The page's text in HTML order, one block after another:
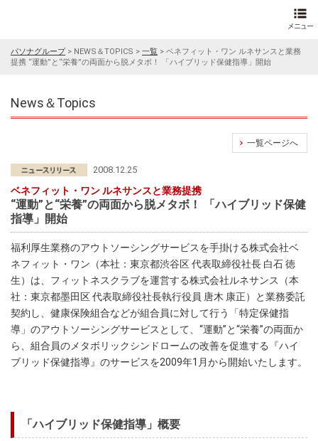
パソナグループ> NEWS＆TOPICS > 一覧 > ベネフィット・ワン ルネサンスと業務
提携 “運動”と“栄養”の両面から脱メタボ！ 「ハイブリッド保健指導」開始
News＆Topics
一覧ページへ
2008.12.25
ベネフィット・ワン ルネサンスと業務提携
“運動”と“栄養”の両面から脱メタボ！ 「ハイブリッド保健
指導」開始
福利厚生業務のアウトソーシングサービスを手掛ける株式会社ベ
ネフィット・ワン（本社：東京都渋谷区 代表取締役社長 白石 徳
生）は、フィットネスクラブを運営する株式会社ルネサンス（本
社：東京都墨田区 代表取締役社長執行役員 唐木 康正）と業務委託
契約し、健康保険組合などが組合員に対して行う「特定保健指
導」のアウトソーシングサービスとして、“運動”と“栄養”の両面か
ら、組合員のメタボリックシンドロームの改善を促進する『ハイ
ブリッド保健指導』のサービスを2009年1月から開始いたします。
「ハイブリッド保健指導」概要